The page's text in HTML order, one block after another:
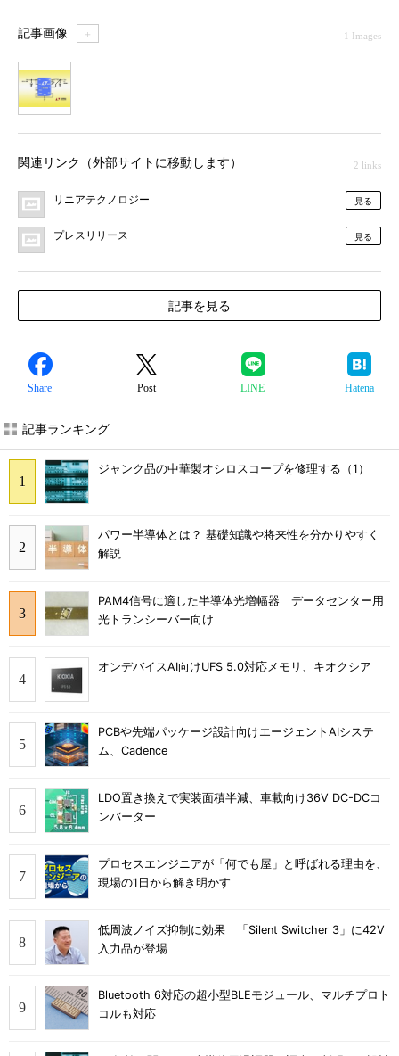
記事画像 ＋ 1 Images
関連リンク（外部サイトに移動します） 2 links
リニアテクノロジー 見る
プレスリリース 見る
記事を見る
Share Post LINE Hatena
記事ランキング
ジャンク品の中華製オシロスコープを修理する（1）
パワー半導体とは？ 基礎知識や将来性を分かりやすく
解説
PAM4信号に適した半導体光増幅器 データセンター用
光トランシーバー向け
オンデバイスAI向けUFS 5.0対応メモリ、キオクシア
PCBや先端パッケージ設計向けエージェントAIシステ
ム、Cadence
LDO置き換えで実装面積半減、車載向け36V DC-DCコ
ンバーター
プロセスエンジニアが「何でも屋」と呼ばれる理由を、
現場の1日から解き明かす
低周波ノイズ抑制に効果 「Silent Switcher 3」に42V
入力品が登場
Bluetooth 6対応の超小型BLEモジュール、マルチプロト
コルも対応